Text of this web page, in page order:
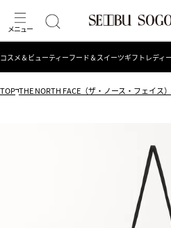
コスメ＆ビューティーフード＆スイーツギフト レディ
TOP THE NORTH FACE（ザ・ノース・フェイス